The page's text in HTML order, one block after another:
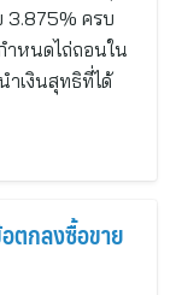
3.875% ครบ
ำหนดไถ่ถอนใน
ำเงินสุทธิที่ได้
อตกลงซื้อขาย